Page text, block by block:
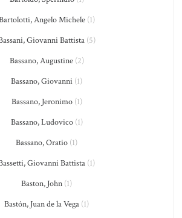
Angelo Michele(1)
Giovanni Battista(5)
Bassano, Augustine(2)
Bassano, Giovanni (1)
Bassano, Jeronimo(1)
Bassano, Ludovico(1)
Bassano, Oratio (1)
Giovanni Battista (1)
Baston, John (1)
Bastón, Juan de la Vega (1)